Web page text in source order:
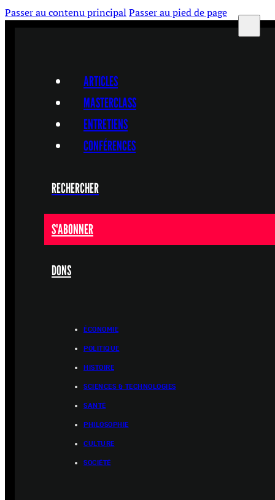
Passer au contenu principal Passer au pied de page
ARTICLES
MASTERCLASS
ENTRETIENS
CONFÉRENCES
RECHERCHER
S'ABONNER
DONS
ÉCONOMIE
POLITIQUE
HISTOIRE
SCIENCES & TECHNOLOGIES
SANTÉ
PHILOSOPHIE
CULTURE
SOCIÉTÉ